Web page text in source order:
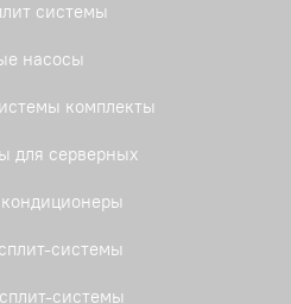
системы
насосы
комплекты
для серверных
системы
системы